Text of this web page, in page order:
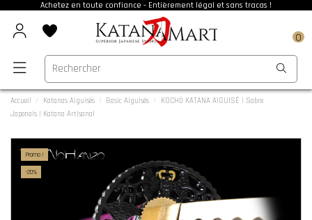
Achetez en toute confiance - Entièrement légal et sans tracas !
0
Accueil Katanas Aiguisés Basic Aiguisés
KOCHŌ KATANA AIGUISÉ | Sabre
Japonais | Katana Artisanal
Promo !
-20%